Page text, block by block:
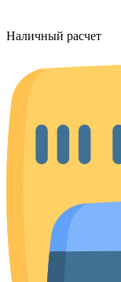
Наличный расчет